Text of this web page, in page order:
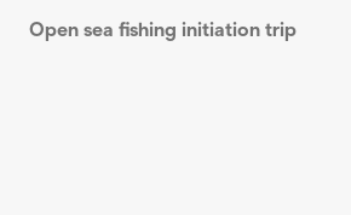
Open sea fishing initiation trip